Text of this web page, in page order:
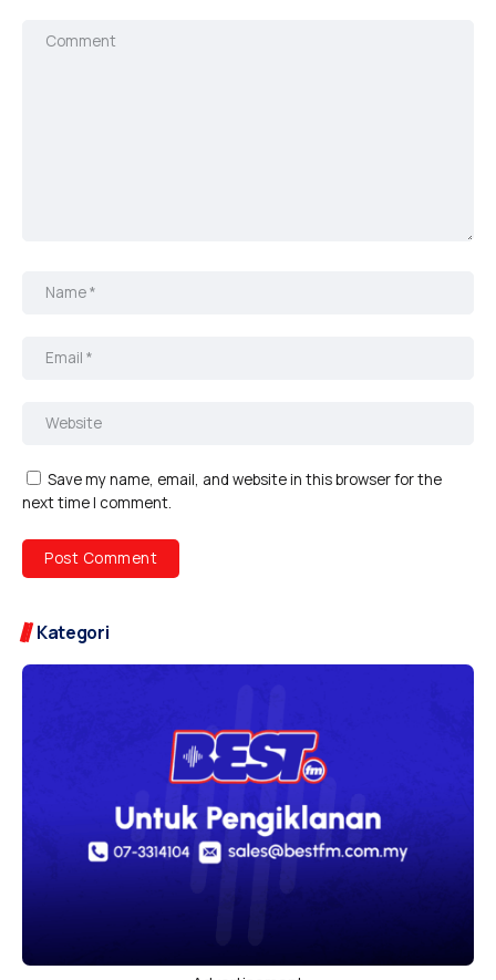
Save my name, email, and website in this browser for the
next time I comment.
Kategori